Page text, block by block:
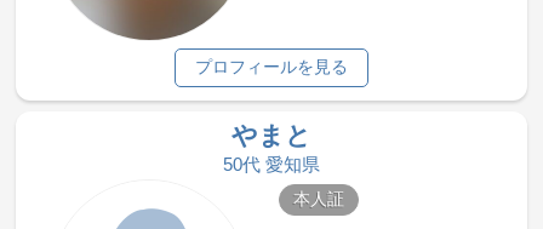
プロフィールを見る
やまと
50代 愛知県
本人証